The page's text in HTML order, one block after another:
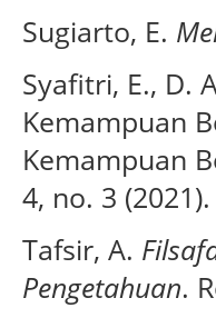
Sugiarto, E.
Syafitri, E., D.
Kemampuan
Kemampuan
4, no. 3 (2021).
Tafsir, A.
Pengetahuan.